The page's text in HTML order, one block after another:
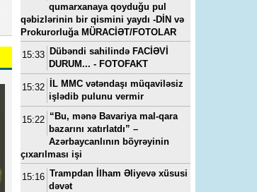
qumarxanaya qoyduğu pul
qəbizlərinin bir qismini yaydı -DİN və
Prokurorluğa MÜRACİƏT/FOTOLAR
15:33 Dübəndi sahilində FACİƏVİ
DURUM... - FOTOFAKT
15:32
İL MMC vətəndaşı müqaviləsiz
işlədib pulunu vermir
15:22 “Bu, mənə Bavariya mal-qara
bazarını xatırlatdı” –
Azərbaycanlının böyrəyinin
çıxarılması işi
15:16 Trampdan İlham Əliyevə xüsusi
dəvət